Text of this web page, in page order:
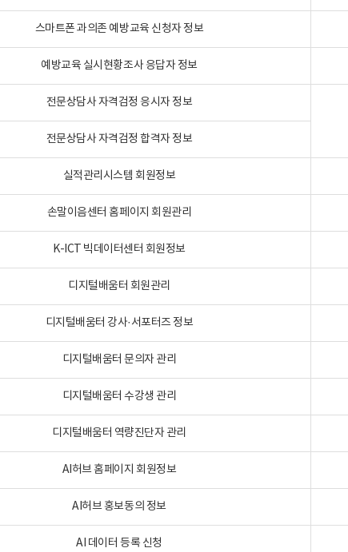
스마트폰 과의존 예방교육 신청자 정보
예방교육 실시현황조사 응답자 정보
전문상담사 자격검정 응시자 정보
전문상담사 자격검정 합격자 정보
실적관리시스템 회원정보
손말이음센터 홈페이지 회원관리
K-ICT 빅데이터센터 회원정보
디지털배움터 회원관리
디지털배움터 강사·서포터즈 정보
디지털배움터 문의자 관리
디지털배움터 수강생 관리
디지털배움터 역량진단자 관리
AI허브 홈페이지 회원정보
AI허브 홍보동의 정보
AI 데이터 등록 신청